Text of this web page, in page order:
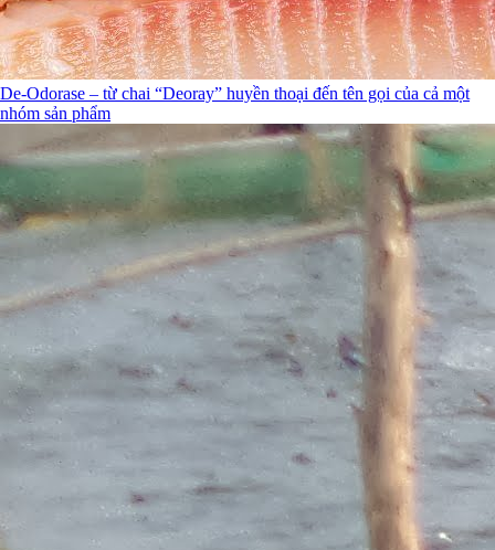
De-Odorase – từ chai “Deoray” huyền thoại đến tên gọi của cả một
nhóm sản phẩm